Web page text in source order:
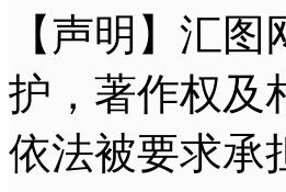
【声明】汇
护，著作权及
依法被要求承